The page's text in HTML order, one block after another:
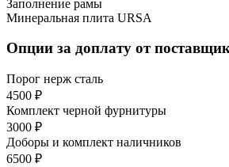
Заполнение рамы
Минеральная плита URSA
Опции за доплату от
Порог нерж сталь
4500 ₽
Комплект черной фурнитуры
3000 ₽
Доборы и комплект наличников
6500 ₽